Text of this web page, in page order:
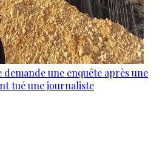
une enquête après une
tué une journaliste